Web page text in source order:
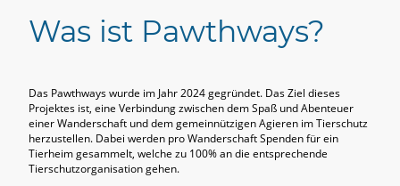
Was ist Pawthways?
Das Pawthways wurde im Jahr 2024 gegründet. Das Ziel dieses
Projektes ist, eine Verbindung zwischen dem Spaß und Abenteuer
einer Wanderschaft und dem gemeinnützigen Agieren im Tierschutz
herzustellen. Dabei werden pro Wanderschaft Spenden für ein
Tierheim gesammelt, welche zu 100% an die entsprechende
Tierschutzorganisation gehen.